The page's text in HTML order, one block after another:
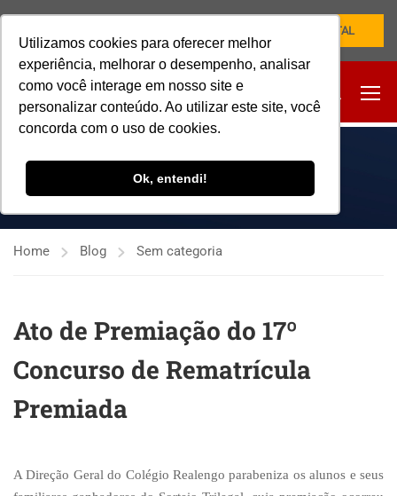
Utilizamos cookies para oferecer melhor
experiência, melhorar o desempenho, analisar
como você interage em nosso site e
personalizar conteúdo. Ao utilizar este site, você
concorda com o uso de cookies.
Ok, entendi!
NOVO PORTAL
SEM CATEGORIA
Home Blog Sem categoria
Ato de Premiação do 17º
Concurso de Rematrícula
Premiada
A Direção Geral do Colégio Realengo parabeniza os alunos e seus